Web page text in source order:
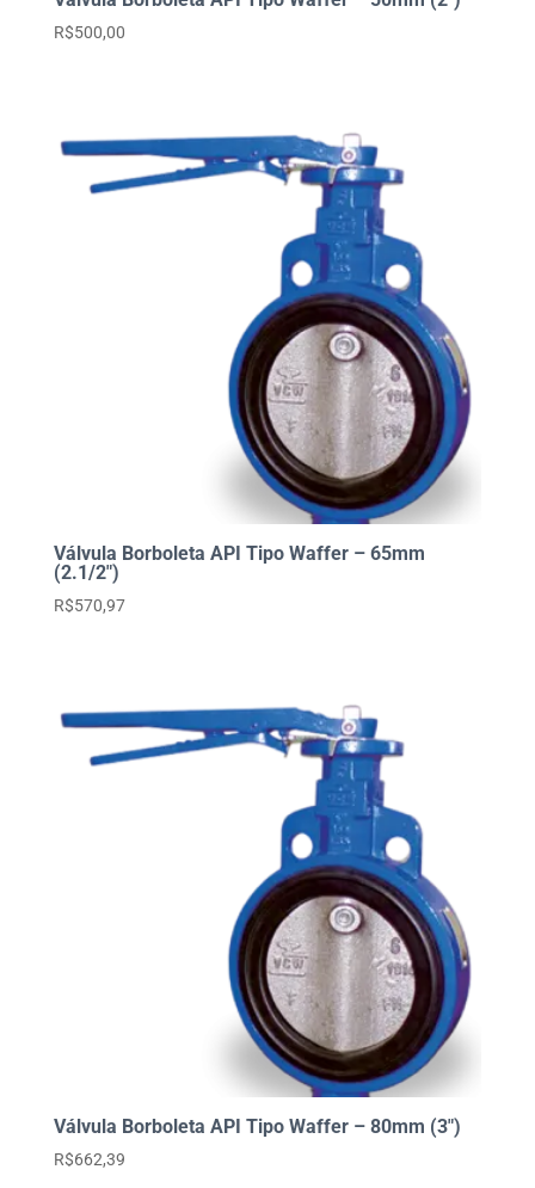
R$500,00
Válvula Borboleta API Tipo Waffer – 65mm
(2.1/2″)
R$570,97
Válvula Borboleta API Tipo Waffer – 80mm (3″)
R$662,39